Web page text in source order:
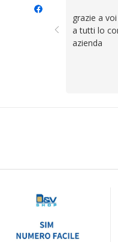
grazie a
a tutti lo
azienda